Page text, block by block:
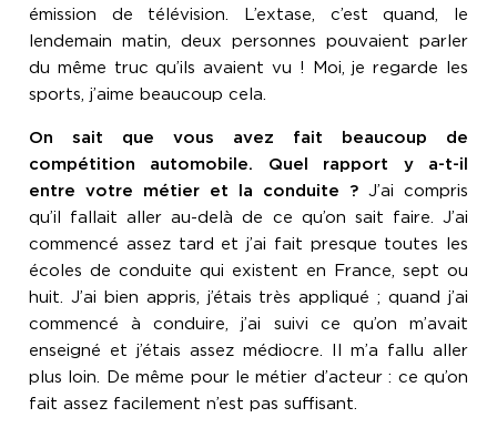
émission de télévision. L’extase, c’est quand, le
lendemain matin, deux personnes pouvaient parler
du même truc qu’ils avaient vu ! Moi, je regarde les
sports, j’aime beaucoup cela.
On sait que vous avez fait beaucoup de
compétition automobile. Quel rapport y a-t-il
entre votre métier et la conduite ? J’ai compris
qu’il fallait aller au-delà de ce qu’on sait faire. J’ai
commencé assez tard et j’ai fait presque toutes les
écoles de conduite qui existent en France, sept ou
huit. J’ai bien appris, j’étais très appliqué ; quand j’ai
commencé à conduire, j’ai suivi ce qu’on m’avait
enseigné et j’étais assez médiocre. Il m’a fallu aller
plus loin. De même pour le métier d’acteur : ce qu’on
fait assez facilement n’est pas suffisant.